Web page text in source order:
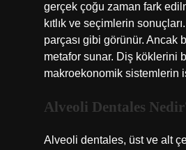
gerçek çoğu zaman fark
kıtlık ve seçimlerin
parçası gibi görünür. Ancak
metafor sunar. Diş köklerini
makroekonomik sistemlerin
Alveoli Dentales
Alveoli dentales, üst ve alt